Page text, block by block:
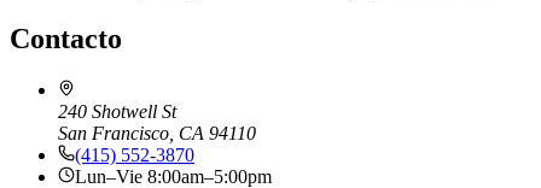
Contacto
240 Shotwell St
San Francisco, CA 94110
(415) 552-3870
Lun–Vie 8:00am–5:00pm